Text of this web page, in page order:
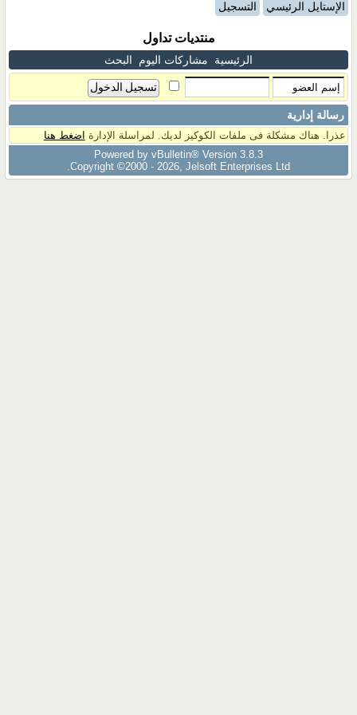
الإستايل الرئيسي التسجيل
منتديات تداول
الرئيسية مشاركات اليوم البحث
رسالة إدارية
عذرا. هناك مشكلة فى ملفات الكوكيز لديك. لمراسلة الإدارة اضغط هنا
Powered by vBulletin® Version 3.8.3
Copyright ©2000 - 2026, Jelsoft Enterprises Ltd.